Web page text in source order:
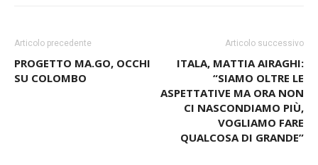
PROGETTO MA.GO, OCCHI
ITALA, MATTIA AIRAGHI:
“SIAMO OLTRE LE
ASPETTATIVE MA ORA NON
CI NASCONDIAMO PIÙ,
VOGLIAMO FARE